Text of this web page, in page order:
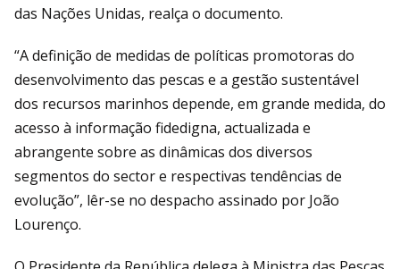
das Nações Unidas, realça o documento.
“A definição de medidas de políticas promotoras do
desenvolvimento das pescas e a gestão sustentável
dos recursos marinhos depende, em grande medida, do
acesso à informação fidedigna, actualizada e
abrangente sobre as dinâmicas dos diversos
segmentos do sector e respectivas tendências de
evolução”, lêr-se no despacho assinado por João
Lourenço.